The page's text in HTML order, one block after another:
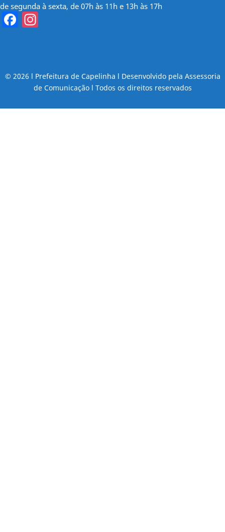
de segunda à sexta, de 07h às 11h e 13h às 17h
Facebook
© 2026 l Prefeitura de Capelinha l Desenvolvido pela Assessoria
de Comunicação l Todos os direitos reservados